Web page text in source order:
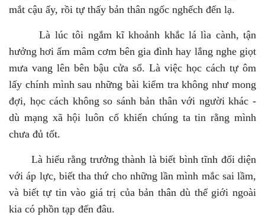
mắt cậu ấy, rồi tự thấy bản thân ngốc nghếch đến lạ.
Là lúc tôi ngắm kĩ khoảnh khắc lá lìa cành, tận
hưởng hơi ấm mâm cơm bên gia đình hay lắng nghe giọt
mưa vang lên bên bậu cửa sổ. Là việc học cách tự ôm
lấy chính mình sau những bài kiểm tra không như mong
đợi, học cách không so sánh bản thân với người khác -
dù mạng xã hội luôn cố khiến chúng ta tin rằng mình
chưa đủ tốt.
Là hiểu rằng trưởng thành là biết bình tĩnh đối diện
với áp lực, biết tha thứ cho những lần mình mắc sai lầm,
và biết tự tin vào giá trị của bản thân dù thế giới ngoài
kia có phồn tạp đến đâu.